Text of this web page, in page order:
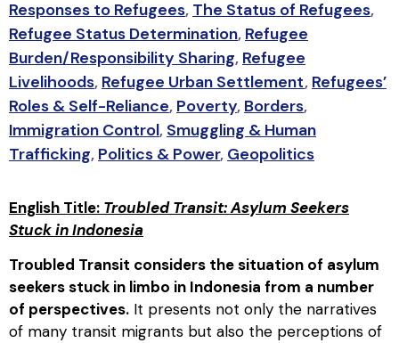
Responses to Refugees, The Status of Refugees,
Refugee Status Determination, Refugee
Burden/Responsibility Sharing, Refugee
Livelihoods, Refugee Urban Settlement, Refugees’
Roles & Self-Reliance, Poverty, Borders,
Immigration Control, Smuggling & Human
Trafficking, Politics & Power, Geopolitics
English Title: Troubled Transit: Asylum Seekers
Stuck in Indonesia
Troubled Transit considers the situation of asylum
seekers stuck in limbo in Indonesia from a number
of perspectives. It presents not only the narratives
of many transit migrants but also the perceptions of